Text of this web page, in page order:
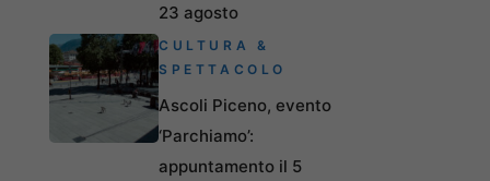
23 agosto
CULTURA &
SPETTACOLO
Ascoli Piceno, evento
‘Parchiamo’:
appuntamento il 5